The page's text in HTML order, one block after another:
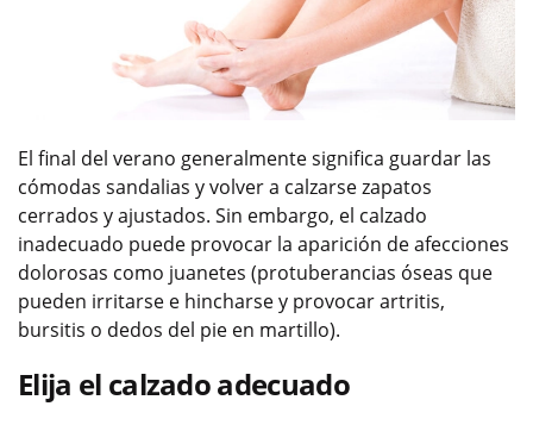
El final del verano generalmente significa guardar las
cómodas sandalias y volver a calzarse zapatos
cerrados y ajustados. Sin embargo, el calzado
inadecuado puede provocar la aparición de afecciones
dolorosas como juanetes (protuberancias óseas que
pueden irritarse e hincharse y provocar artritis,
bursitis o dedos del pie en martillo).
Elija el calzado adecuado